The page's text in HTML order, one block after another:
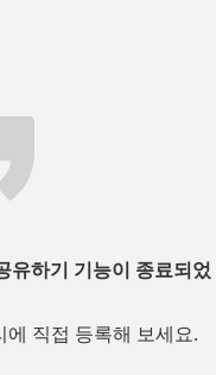
유하기 기능이 종료되었
직접 등록해 보세요.